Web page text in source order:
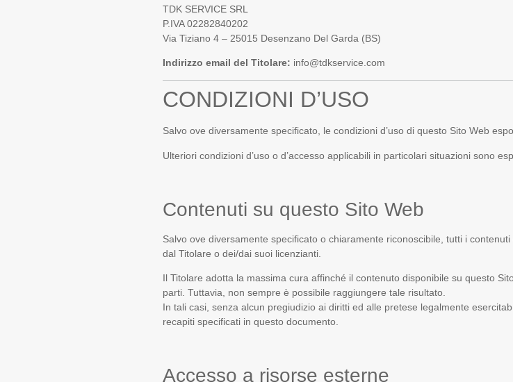
TDK SERVICE SRL
P.IVA 02282840202
Via Tiziano 4 – 25015 Desenzano Del Garda (BS)
Indirizzo email del Titolare: info@tdkservice.com
CONDIZIONI D’USO
Salvo ove diversamente specificato, le condizioni d’uso di questo Sito Web
Ulteriori condizioni d’uso o d’accesso applicabili in particolari situazioni sono
Contenuti su questo Sito Web
Salvo ove diversamente specificato o chiaramente riconoscibile, tutti i
dal Titolare o dei/dai suoi licenzianti.
Il Titolare adotta la massima cura affinché il contenuto disponibile su questo
parti. Tuttavia, non sempre è possibile raggiungere tale risultato.
In tali casi, senza alcun pregiudizio ai diritti ed alle pretese legalmente
recapiti specificati in questo documento.
Accesso a risorse esterne